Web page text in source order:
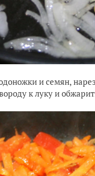
и семян,
к луку и